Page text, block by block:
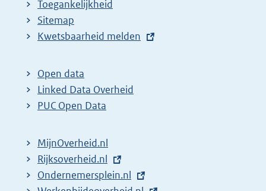
Toegankelijkheid
Sitemap
E
t
e
r
l
i
n
Kwetsbaarheid melden
Open data
Linked Data Overheid
PUC Open Data
MijnOverheid.nl
E
x
Rijksoverheid.nl
E
Ondernemersplein.nl